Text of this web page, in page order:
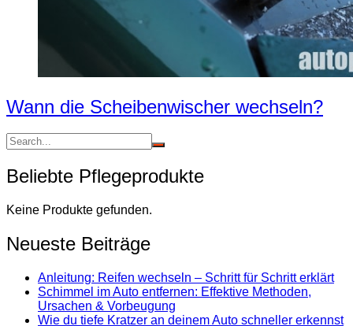
Wann die Scheibenwischer wechseln?
Beliebte Pflegeprodukte
Keine Produkte gefunden.
Neueste Beiträge
Anleitung: Reifen wechseln – Schritt für Schritt erklärt
Schimmel im Auto entfernen: Effektive Methoden,
Ursachen & Vorbeugung
Wie du tiefe Kratzer an deinem Auto schneller erkennst